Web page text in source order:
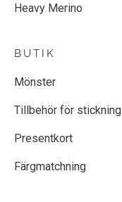
Heavy Merino
BUTIK
Mönster
Tillbehör för stickning
Presentkort
Färgmatchning